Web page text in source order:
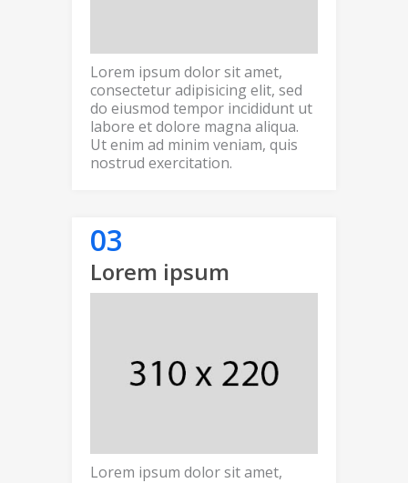
Lorem ipsum dolor sit amet,
consectetur adipisicing elit, sed
do eiusmod tempor incididunt ut
labore et dolore magna aliqua.
Ut enim ad minim veniam, quis
nostrud exercitation.
Lorem ipsum
Lorem ipsum dolor sit amet,